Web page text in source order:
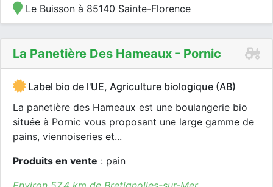
Le Buisson à 85140 Sainte-Florence
La Panetière Des Hameaux - Pornic
Label bio de l'UE, Agriculture biologique (AB)
La panetière des Hameaux est une boulangerie bio
située à Pornic vous proposant une large gamme de
pains, viennoiseries et...
Produits en vente : pain